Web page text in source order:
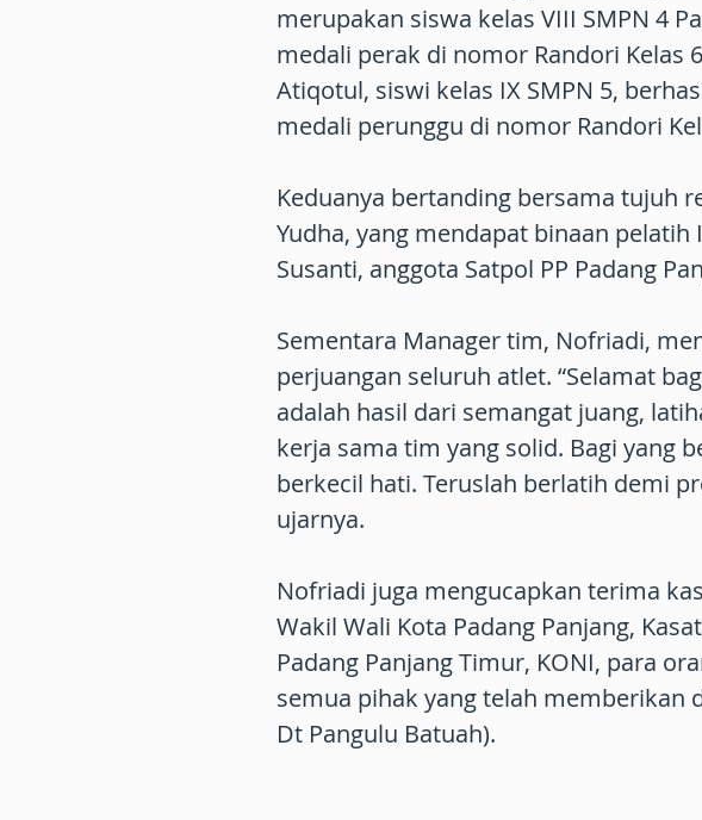
merupakan siswa kelas VIII SMPN 4
medali perak di nomor Randori Kelas
Atiqotul, siswi kelas IX SMPN 5,
medali perunggu di nomor Randori
Keduanya bertanding bersama tujuh
Yudha, yang mendapat binaan pelatih
Susanti, anggota Satpol PP Padang
Sementara Manager tim, Nofriadi,
perjuangan seluruh atlet. “Selamat
adalah hasil dari semangat juang,
kerja sama tim yang solid. Bagi yang
berkecil hati. Teruslah berlatih demi
ujarnya.
Nofriadi juga mengucapkan terima
Wakil Wali Kota Padang Panjang,
Padang Panjang Timur, KONI, para
semua pihak yang telah memberikan
Dt Pangulu Batuah).